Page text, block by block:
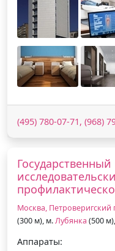
(495) 780-07-71, (968)
Москва, Петроверигский
(300 м), м.Лубянка (500
Аппараты: